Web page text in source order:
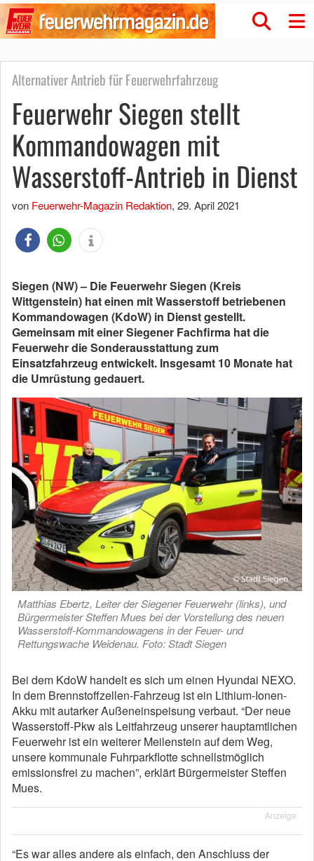
Alternativer Antrieb für Feuerwehrfahrzeug
Feuerwehr Siegen stellt
Kommandowagen mit
Wasserstoff-Antrieb in Dienst
von Feuerwehr-Magazin Redaktion, 29. April 2021
Siegen (NW) – Die Feuerwehr Siegen (Kreis
Wittgenstein) hat einen mit Wasserstoff betriebenen
Kommandowagen (KdoW) in Dienst gestellt.
Gemeinsam mit einer Siegener Fachfirma hat die
Feuerwehr die Sonderausstattung zum
Einsatzfahrzeug entwickelt. Insgesamt 10 Monate hat
die Umrüstung gedauert.
Matthias Ebertz, Leiter der Siegener Feuerwehr (links), und
Bürgermeister Steffen Mues bei der Vorstellung des neuen
Wasserstoff-Kommandowagens in der Feuer- und
Rettungswache Weidenau. Foto: Stadt Siegen
Bei dem KdoW handelt es sich um einen Hyundai NEXO.
In dem Brennstoffzellen-Fahrzeug ist ein Lithium-Ionen-
Akku mit autarker Außeneinspeisung verbaut. “Der neue
Wasserstoff-Pkw als Leitfahrzeug unserer hauptamtlichen
Feuerwehr ist ein weiterer Meilenstein auf dem Weg,
unsere kommunale Fuhrparkflotte schnellstmöglich
emissionsfrei zu machen”, erklärt Bürgermeister Steffen
Mues.
Anzeige
“Es war alles andere als einfach, den Anschluss der